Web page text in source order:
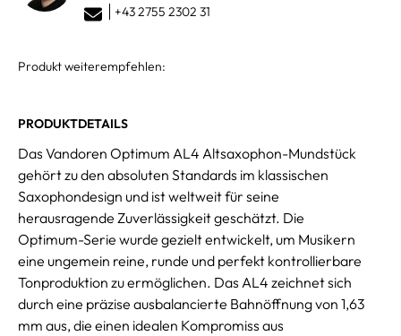
+43 2755 2302 31
Produkt weiterempfehlen:
PRODUKTDETAILS
Das Vandoren Optimum AL4 Altsaxophon-Mundstück
gehört zu den absoluten Standards im klassischen
Saxophondesign und ist weltweit für seine
herausragende Zuverlässigkeit geschätzt. Die
Optimum-Serie wurde gezielt entwickelt, um Musikern
eine ungemein reine, runde und perfekt kontrollierbare
Tonproduktion zu ermöglichen. Das AL4 zeichnet sich
durch eine präzise ausbalancierte Bahnöffnung von 1,63
mm aus, die einen idealen Kompromiss aus